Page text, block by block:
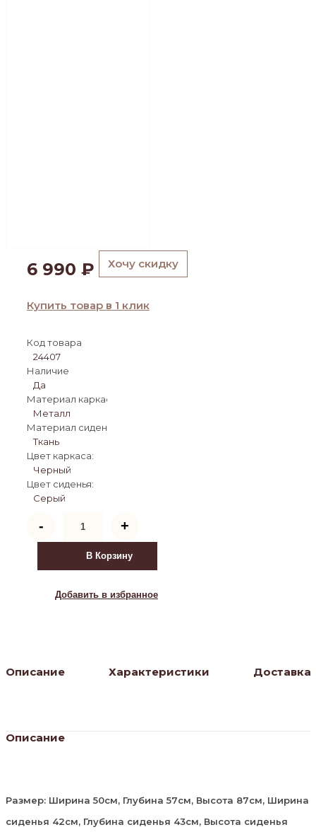
6 990 ₽ Хочу скидку
Купить товар в 1 клик
Код товара
24407
Наличие
Да
Материал каркаса:
Металл
Материал сиденья:
Ткань
Цвет каркаса:
Черный
Цвет сиденья:
Серый
-
товара
Стул
металлокаркасе
вращающийся
+
В Корзину
Добавить в избранное
Описание Характеристики Доставка
Описание
Размер: Ширина 50см, Глубина 57см, Высота 87см, Ширина
сиденья 42см, Глубина сиденья 43см, Высота сиденья